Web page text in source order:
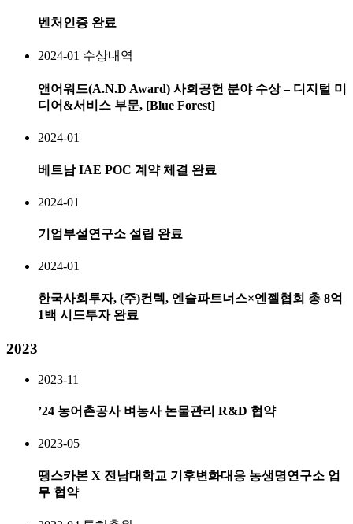
벤처인증 완료
2024-01 수상내역
앤어워드(A.N.D Award) 사회공헌 분야 수상 – 디지털 미
디어&서비스 부문, [Blue Forest]
2024-01
베트남 IAE POC 계약 체결 완료
2024-01
기업부설연구소 설립 완료
2024-01
한국사회투자, (주)컨텍, 엔슬파트너스×엔젤협회 총 8억
1백 시드투자 완료
2023
2023-11
’24 농어촌공사 벼농사 논물관리 R&D 협약
2023-05
땡스카본 X 전남대학교 기후변화대응 농생명연구소 업
무 협약